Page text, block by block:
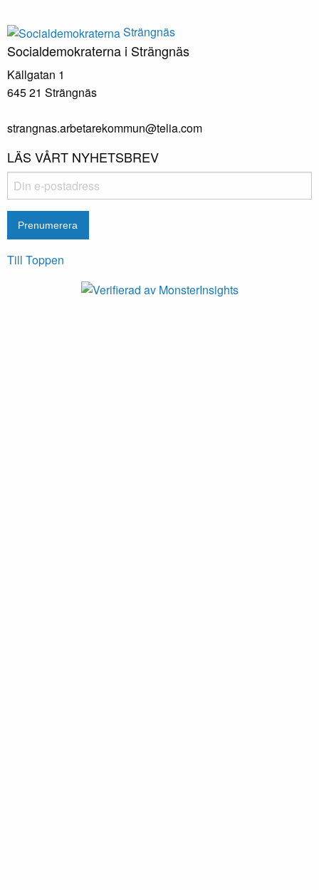
Strängnäs
Socialdemokraterna i Strängnäs
Källgatan 1
645 21 Strängnäs
strangnas.arbetarekommun@telia.com
LÄS VÅRT NYHETSBREV
Till Toppen